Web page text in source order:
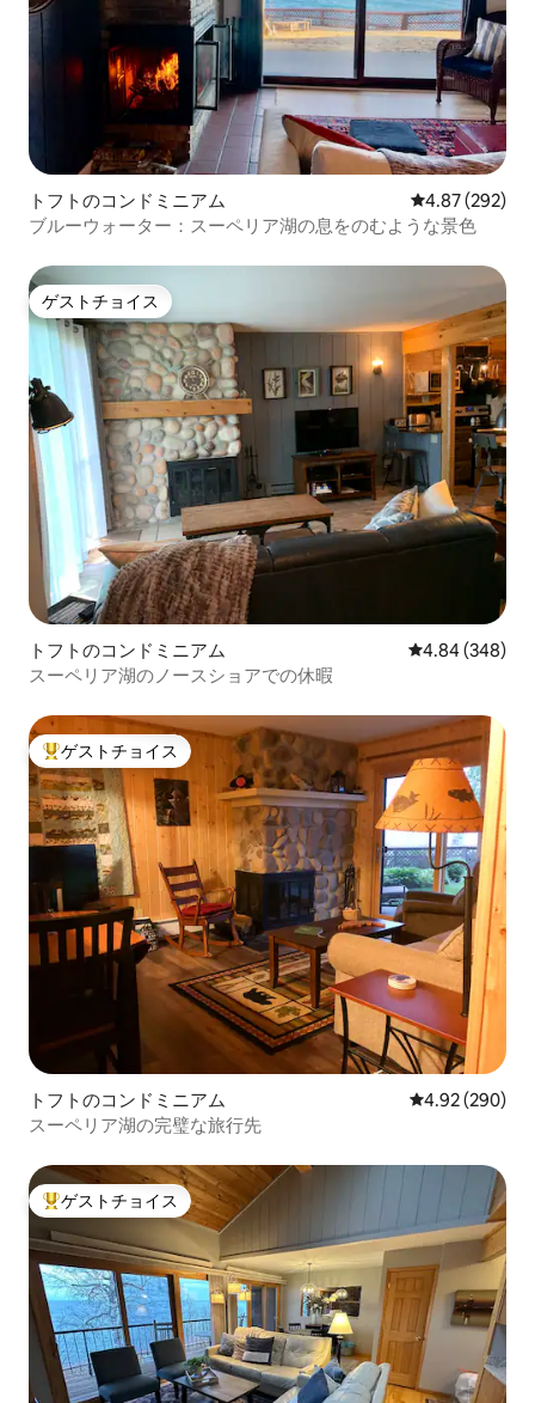
トフトのコンドミニアム レビュー292
4.87 (292)
ブルーウォーター：スーペリア湖の息をのむような景色
ゲストチョイス
ゲストチョイス
トフトのコンドミニアム レビュー348
4.84 (348)
スーペリア湖のノースショアでの休暇
大好評のゲストチョイスです。
ゲストチョイス
トフトのコンドミニアム レビュー290
4.92 (290)
スーペリア湖の完璧な旅行先
大好評のゲストチョイスです。
ゲストチョイス